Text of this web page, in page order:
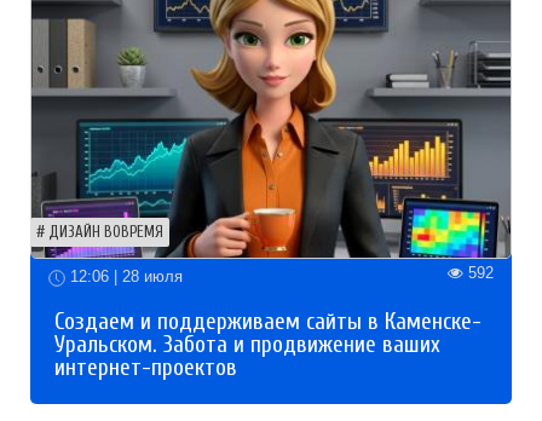
ДИЗАЙН ВОВРЕМЯ
12:06 | 28 июля 592
Создаем и поддерживаем сайты в Каменске-
Уральском. Забота и продвижение ваших
интернет-проектов